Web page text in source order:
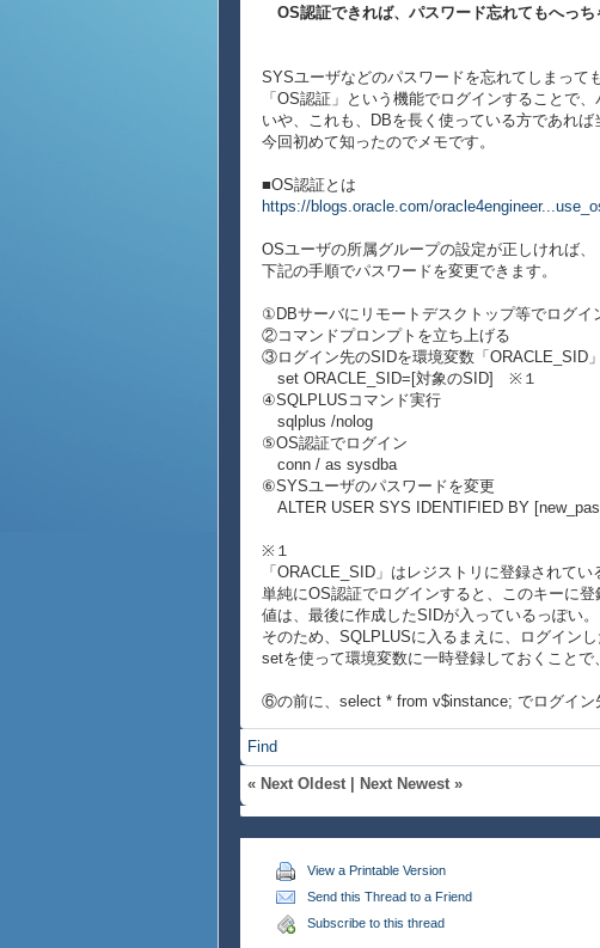
OS認証できれば、パスワード忘れてもへっち
SYSユーザなどのパスワードを忘れてしまって
「OS認証」という機能でログインすることで
いや、これも、DBを長く使っている方であれ
今回初めて知ったのでメモです。
■OS認証とは
https://blogs.oracle.com/
OSユーザの所属グループの設定が正しければ、
下記の手順でパスワードを変更できます。
①DBサーバにリモートデスクトップ等でログイ
②コマンドプロンプトを立ち上げる
③ログイン先のSIDを環境変数「ORACLE_SID
set ORACLE_SID=[対象のSID] ※１
④SQLPLUSコマンド実行
sqlplus /nolog
⑤OS認証でログイン
conn / as sysdba
⑥SYSユーザのパスワードを変更
ALTER USER SYS IDENTIFIED BY
※１
「ORACLE_SID」はレジストリに登録されてい
単純にOS認証でログインすると、このキーに
値は、最後に作成したSIDが入っているっぽい。
そのため、SQLPLUSに入るまえに、ログインし
setを使って環境変数に一時登録しておくことで
⑥の前に、select * from v$instance; でログイン
Find
« Next Oldest Next Newest »
View a Printable Version
Send this Thread to a Friend
Subscribe to this thread